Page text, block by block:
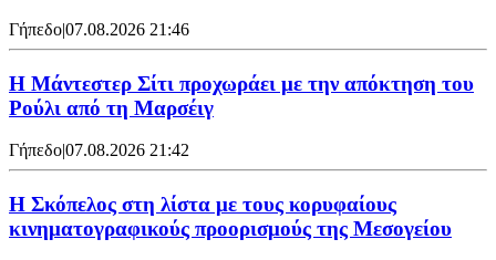
Γήπεδο|07.08.2026 21:46
Η Μάντεστερ Σίτι προχωράει με την απόκτηση του
Ρούλι από τη Μαρσέιγ
Γήπεδο|07.08.2026 21:42
Η Σκόπελος στη λίστα με τους κορυφαίους
κινηματογραφικούς προορισμούς της Μεσογείου